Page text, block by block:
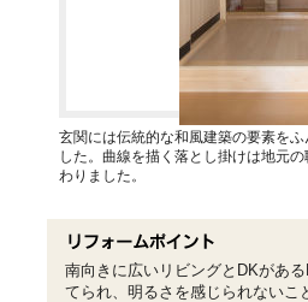
玄関には伝統的な和風建築の要素を
した。曲線を描く落とし掛けは地元
わりました。
南向きに広いリビングとDKがあ
てられ、明るさを感じられないこ